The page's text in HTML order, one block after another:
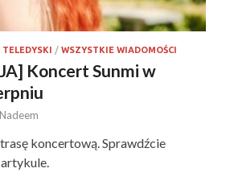
TELEDYSKI / WSZYSTKIE WIADOMOŚCI
Koncert Sunmi w
koncertową. Sprawdźcie